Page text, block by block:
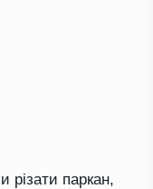
різати паркан,